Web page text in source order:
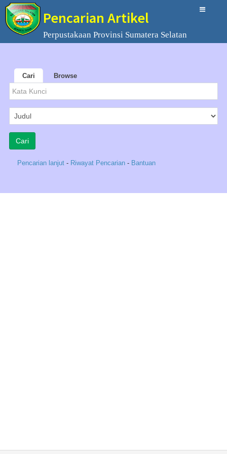
Pencarian Artikel
Perpustakaan Provinsi Sumatera Selatan
Cari Browse
Pencarian lanjut - Riwayat Pencarian - Bantuan